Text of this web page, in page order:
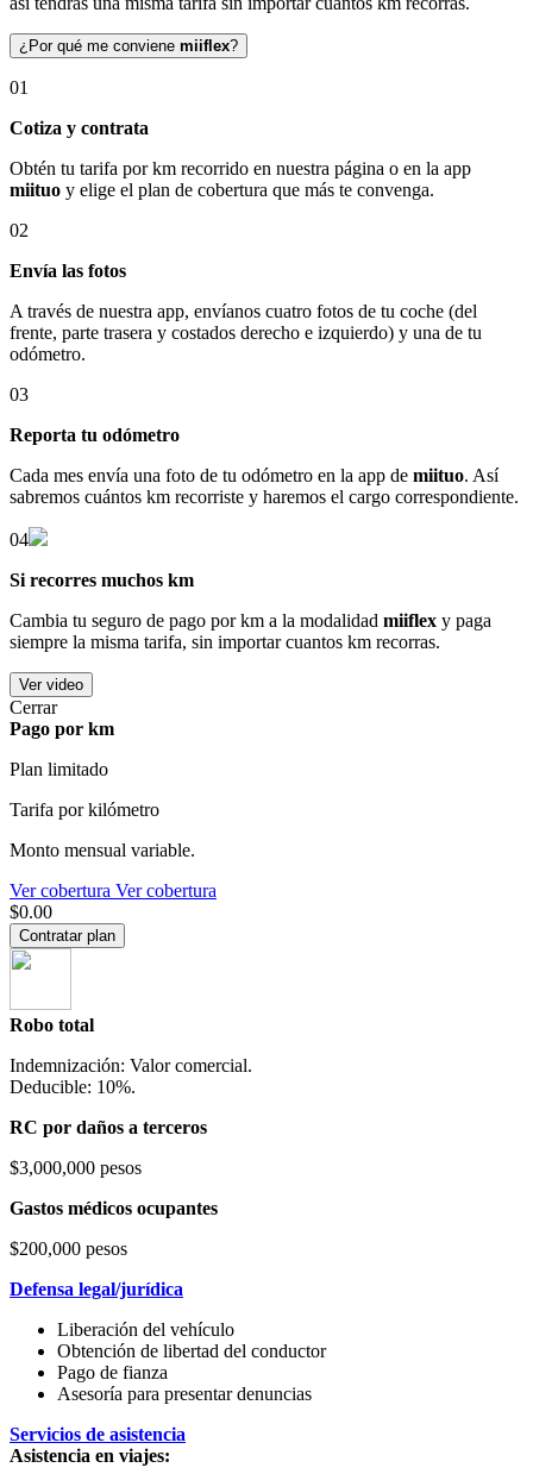
¿Por qué me conviene miiflex?
01
Cotiza y contrata
Obtén tu tarifa por km recorrido en nuestra página o en la app
miituo y elige el plan de cobertura que más te convenga.
02
Envía las fotos
A través de nuestra app, envíanos cuatro fotos de tu coche (del
frente, parte trasera y costados derecho e izquierdo) y una de tu
odómetro.
03
Reporta tu odómetro
Cada mes envía una foto de tu odómetro en la app de miituo. Así
sabremos cuántos km recorriste y haremos el cargo correspondiente.
04
Si recorres muchos km
Cambia tu seguro de pago por km a la modalidad miiflex y paga
siempre la misma tarifa, sin importar cuantos km recorras.
Ver video
Cerrar
Pago por km
Plan limitado
Tarifa por kilómetro
Monto mensual variable.
Ver cobertura Ver cobertura
$0.00
Contratar plan
Robo total
Indemnización: Valor comercial.
Deducible: 10%.
RC por daños a terceros
$3,000,000 pesos
Gastos médicos ocupantes
$200,000 pesos
Defensa legal/jurídica
Liberación del vehículo
Obtención de libertad del conductor
Pago de fianza
Asesoría para presentar denuncias
Servicios de asistencia
Asistencia en viajes: